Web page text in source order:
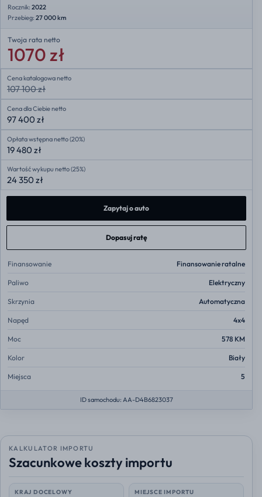
Rocznik: 2022
Przebieg: 27 000 km
Twoja rata netto
1070 zł
Cena katalogowa netto
107 100 zł
Cena dla Ciebie netto
97 400 zł
Opłata wstępna netto (20%)
19 480 zł
Wartość wykupu netto (25%)
24 350 zł
Zapytaj o auto
Dopasuj ratę
Finansowanie Finansowanie ratalne
Paliwo Elektryczny
Skrzynia Automatyczna
Napęd 4x4
Moc 578 KM
Kolor Biały
Miejsca 5
ID samochodu: AA-D4B6823037
KALKULATOR IMPORTU
Szacunkowe koszty importu
KRAJ DOCELOWY MIEJSCE IMPORTU